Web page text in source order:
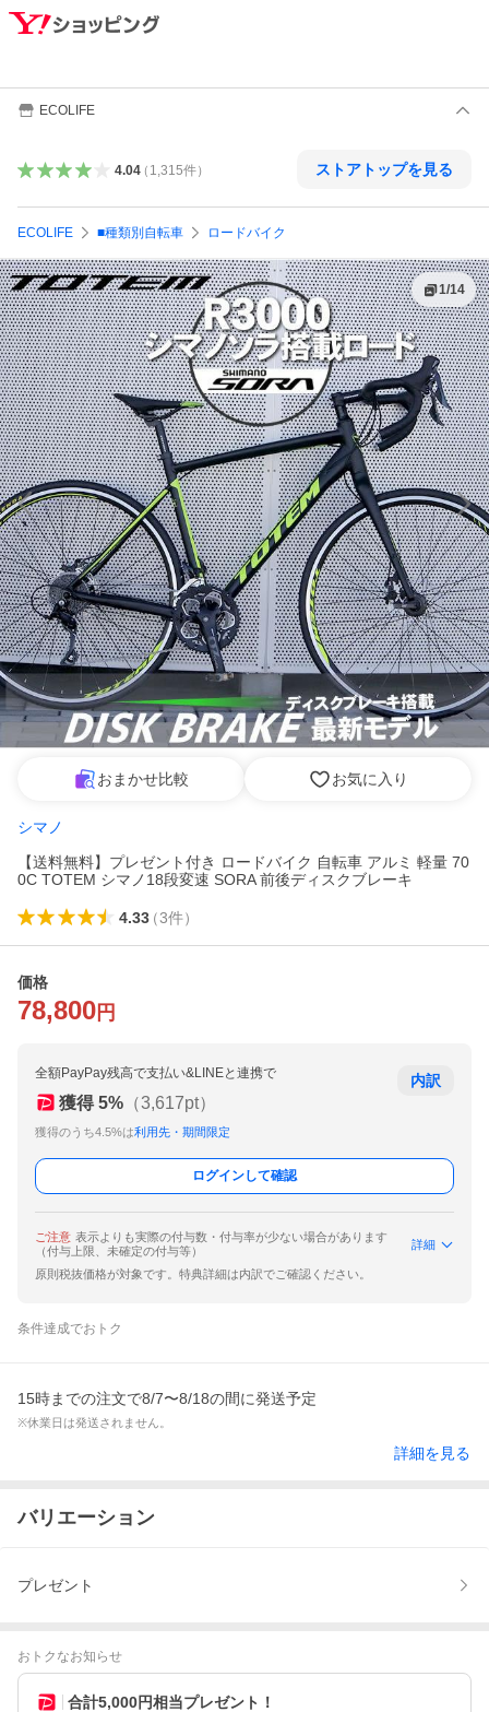
ECOLIFE
4.04（ 1,315件） ストアトップを見る
ECOLIFE ■種類別自転車 ロードバイク
1/14
おまかせ比較 お気に入り
シマノ
【送料無料】プレゼント付き ロードバイク 自転車 アルミ 軽量 70
0C TOTEM シマノ18段変速 SORA 前後ディスクブレーキ
4.33（3件）
価格
78,800 円
全額PayPay残高で支払い&LINEと連携で
獲得 5% （3,617pt）
獲得のうち4.5%は利用先・期間限定
内訳
ログインして確認
ご注意 表示よりも実際の付与数・付与率が少ない場合があります
（付与上限、未確定の付与等）
詳細
原則税抜価格が対象です。特典詳細は内訳でご確認ください。
条件達成でおトク
15時までの注文で8/7〜8/18の間に発送予定
※休業日は発送されません。
詳細を見る
バリエーション
プレゼント
おトクなお知らせ
合計5,000円相当プレゼント！